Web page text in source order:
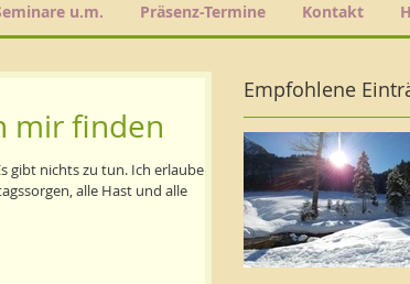
u.m. Präsenz-Termine Kontakt
mir finden
gibt nichts zu tun. Ich erlaube mir
alle Hast und alle
Empfohlene